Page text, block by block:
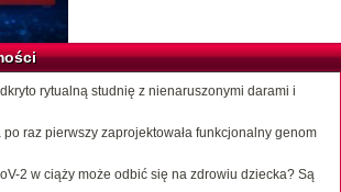
rytualną studnię z nienaruszonymi darami i
raz pierwszy zaprojektowała funkcjonalny genom
2 w ciąży może odbić się na zdrowiu dziecka? Są